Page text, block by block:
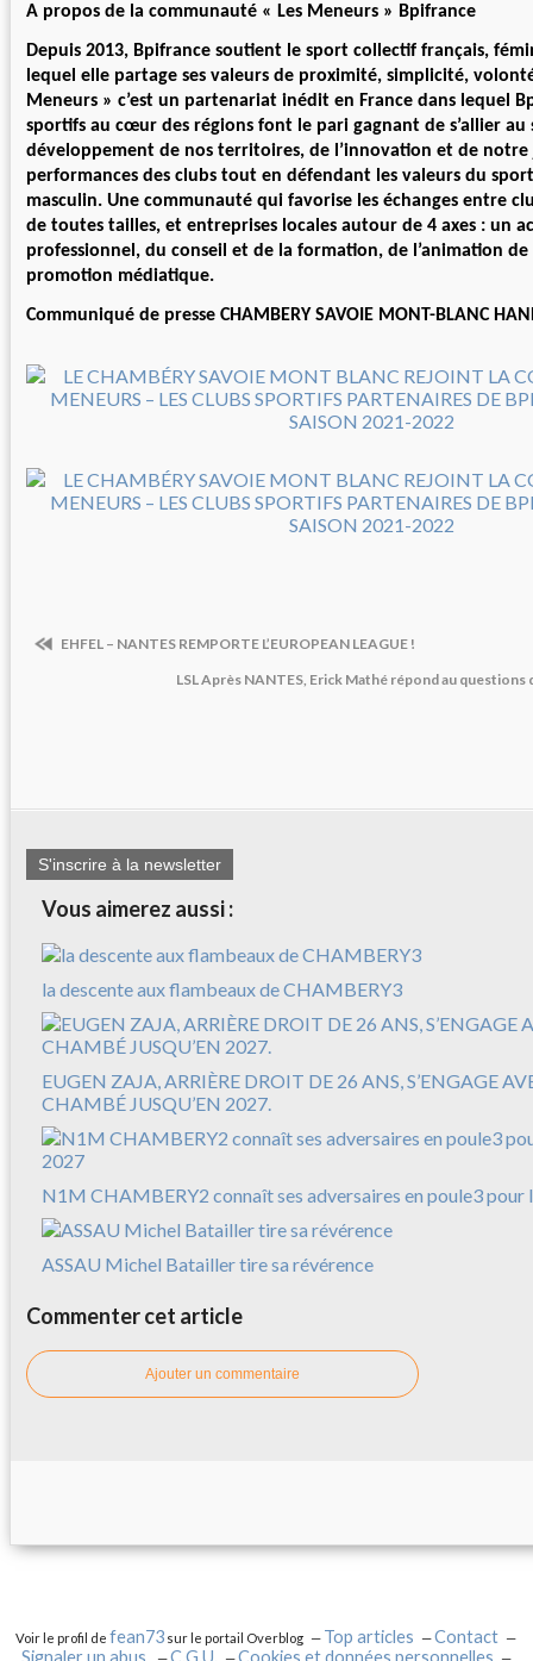
A propos de la communauté « Les Meneurs » Bpifrance
Depuis 2013, Bpifrance soutient le sport collectif français,
lequel elle partage ses valeurs de proximité, simplicité,
Meneurs » c’est un partenariat inédit en France dans lequel
sportifs au cœur des régions font le pari gagnant de s’allier au
développement de nos territoires, de l’innovation et de notre
performances des clubs tout en défendant les valeurs du
masculin. Une communauté qui favorise les échanges entre
de toutes tailles, et entreprises locales autour de 4 axes : un
professionnel, du conseil et de la formation, de l’animation de
promotion médiatique.
Communiqué de presse CHAMBERY SAVOIE MONT-BLANC
EHFEL – NANTES REMPORTE L’EUROPEAN LEAGUE !
LSL Après NANTES, Erick Mathé répond au questions
S'inscrire à la newsletter
Vous aimerez aussi :
la descente aux flambeaux de CHAMBERY3
EUGEN ZAJA, ARRIÈRE DROIT DE 26 ANS, S’ENGAGE
CHAMBÉ JUSQU’EN 2027.
N1M CHAMBERY2 connaît ses adversaires en poule3 pour
ASSAU Michel Batailler tire sa révérence
Commenter cet article
Ajouter un commentaire
Voir le profil defean73 sur le portail Overblog Top articles
Contact